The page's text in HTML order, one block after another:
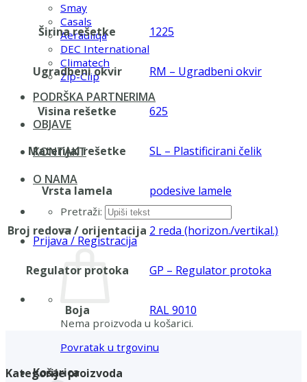
Smay
Casals
Aerauliqa
DEC International
Climatech
Zip-Clip
PODRŠKA PARTNERIMA
OBJAVE
KONTAKT
O NAMA
Pretraži:
Prijava / Registracija
Nema proizvoda u košarici.
Povratak u trgovinu
Košarica
Širina rešetke 1225
Ugradbeni okvir RM – Ugradbeni okvir
Visina rešetke 625
Materijal rešetke SL – Plastificirani čelik
Vrsta lamela podesive lamele
Broj redova / orijentacija 2 reda (horizon./vertikal.)
Regulator protoka GP – Regulator protoka
Boja RAL 9010
Kategorije proizvoda